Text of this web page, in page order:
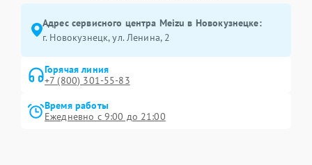
Адрес сервисного центра Meizu в Новокузнецке:
г. Новокузнецк, ул. Ленина, 2
Горячая линия
+7 (800) 301-55-83
Время работы
Ежедневно с 9:00 до 21:00